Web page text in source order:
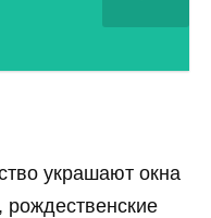
украшают окна